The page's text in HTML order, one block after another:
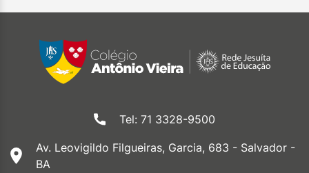
Tel: 71 3328-9500
Av. Leovigildo Filgueiras, Garcia, 683 - Salvador -
BA